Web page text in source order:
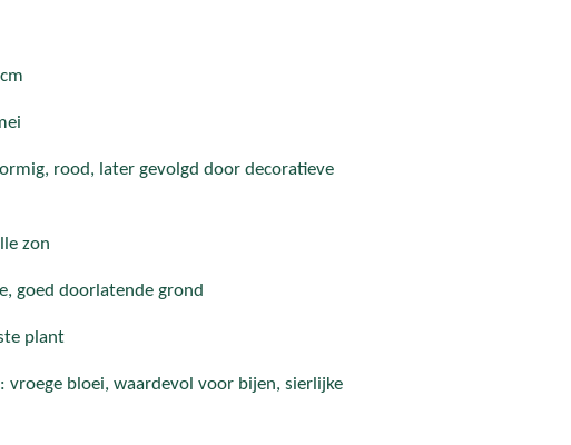
rood, later gevolgd door decoratieve
zon
goed doorlatende grond
plant
vroege bloei, waardevol voor bijen, sierlijke